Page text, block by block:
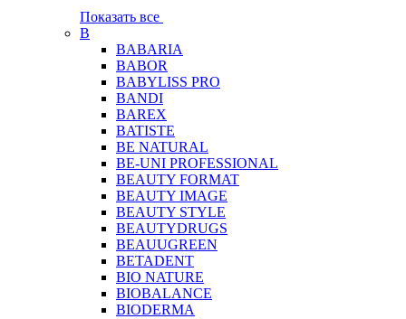
Показать все
B
BABARIA
BABOR
BABYLISS PRO
BANDI
BAREX
BATISTE
BE NATURAL
BE-UNI PROFESSIONAL
BEAUTY FORMAT
BEAUTY IMAGE
BEAUTY STYLE
BEAUTYDRUGS
BEAUUGREEN
BETADENT
BIO NATURE
BIOBALANCE
BIODERMA